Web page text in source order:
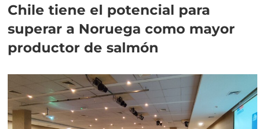
Chile tiene el potencial para
superar a Noruega como mayor
productor de salmón